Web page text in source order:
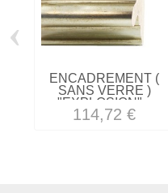
ENCADREMENT (
SANS VERRE )
"EXPLOSION"...
114,72 €
‹